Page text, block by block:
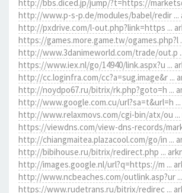
http://bbs.diced.jp/jump/?t=https://
http://www.p-s-p.de/modules/babel/redir ...
http://pxdrive.com/l-out.php?link=https ...
https://games.more.game.tw/ogames.php?l
http://www.3danimeworld.com/trade/out.p
https://www.iex.nl/go/14940/link.aspx?u ...
http://cc.loginfra.com/cc?a=sug.image&r ...
http://noydpo67.ru/bitrix/rk.php?goto=h ...
http://www.google.com.cu/url?sa=t&url=h
http://www.relaxmovs.com/cgi-bin/atx/ou
https://viewdns.com/view-dns-records/
http://chiangmaitea.plazacool.com/go/in ...
http://bibihouse.ru/bitrix/redirect.php ...
http://images.google.nl/url?q=https://m ...
http://www.ncbeaches.com/outlink.asp?ur
https://www.rudetrans.ru/bitrix/redirec ...